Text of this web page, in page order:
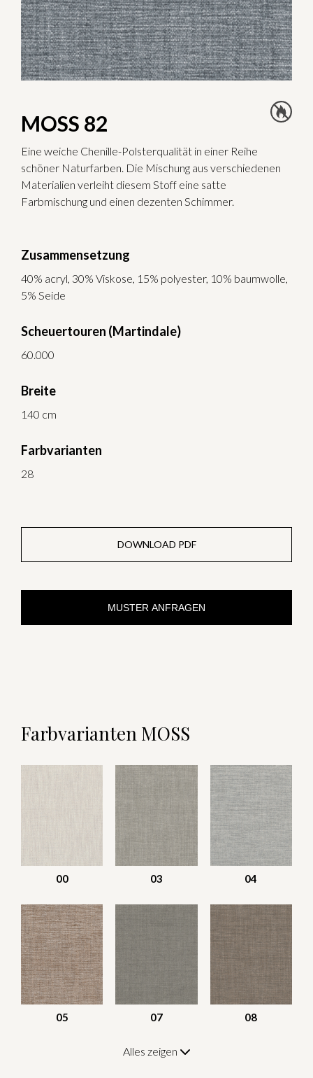
MOSS 82
Eine weiche Chenille-Polsterqualität in einer Reihe
schöner Naturfarben. Die Mischung aus verschiedenen
Materialien verleiht diesem Stoff eine satte
Farbmischung und einen dezenten Schimmer.
Zusammensetzung
40% acryl, 30% Viskose, 15% polyester, 10% baumwolle,
5% Seide
Scheuertouren (Martindale)
60.000
Breite
140 cm
Farbvarianten
28
DOWNLOAD PDF
MUSTER ANFRAGEN
Farbvarianten MOSS
00 03 04
05 07 08
Alles zeigen